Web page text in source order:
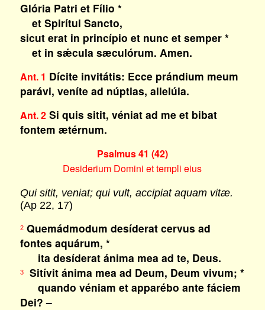
Glória Patri et Fílio *
et Spirítui Sancto,
sicut erat in princípio et nunc et semper *
et in sǽcula sæculórum. Amen.
Ant. 1 Dícite invitátis: Ecce prándium meum
parávi, veníte ad núptias, allelúia.
Ant. 2Si quis sitit, véniat ad me et bibat
fontem ætérnum.
Psalmus 41 (42)
Desiderium Domini et templi eius
Qui sitit, veniat; qui vult, accipiat aquam vitæ.
(Ap 22, 17)
2Quemádmodum desíderat cervus ad
fontes aquárum, *
ita desíderat ánima mea ad te, Deus.
3Sitívit ánima mea ad Deum, Deum vivum; *
quando véniam et apparébo ante fáciem
Dei? –